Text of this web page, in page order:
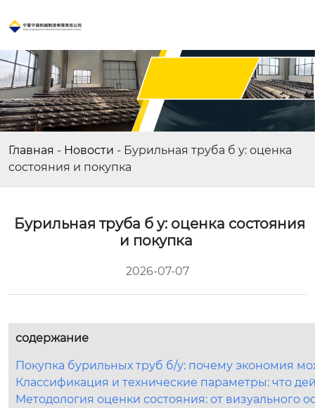
Главная - Новости - Бурильная труба б у: оценка
состояния и покупка
Бурильная труба б у: оценка состояния
и покупка
2026-07-07
содержание
Покупка бурильных труб б/у: почему экономия
Классификация и технические параметры: что
Методология оценки состояния: от визуального